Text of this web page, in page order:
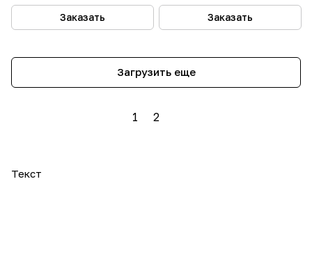
Заказать Заказать
Загрузить еще
1 2
Текст